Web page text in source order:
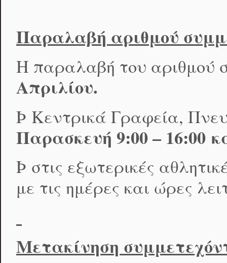
Παραλαβή αριθμού
Η παραλαβή του αριθμού
Απριλίου.
Þ Κεντρικά Γραφεία,
Παρασκευή 9:00 – 16:00
Þ στις εξωτερικές
με τις ημέρες και ώρες
Μετακίνηση